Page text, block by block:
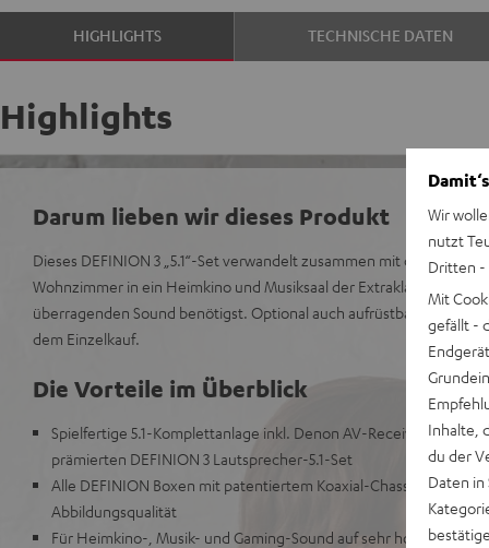
/
Schwarz
HIGHLIGHTS TECHNISCHE DATEN
Highlights
Darum lieben wir dieses Produkt
Dieses DEFINION 3 „5.1“-Set verwandelt zusammen mit dem AV-
Wohnzimmer in ein Heimkino und Musiksaal der Extraklasse. Es
überragenden Sound benötigst. Optional auch aufrüstbar für Dolby
dem Einzelkauf.
Die Vorteile im Überblick
Spielfertige 5.1-Komplettanlage inkl. Denon AV-Receiver AVC-
prämierten DEFINION 3 Lautsprecher-5.1-Set
Alle DEFINION Boxen mit patentiertem Koaxial-Chassis für beste
Abbildungsqualität
Für Heimkino-, Musik- und Gaming-Sound auf sehr hohem
Wir
nutzt
Dritten -
Mit
gefällt -
Inhalte,
du der
Daten in